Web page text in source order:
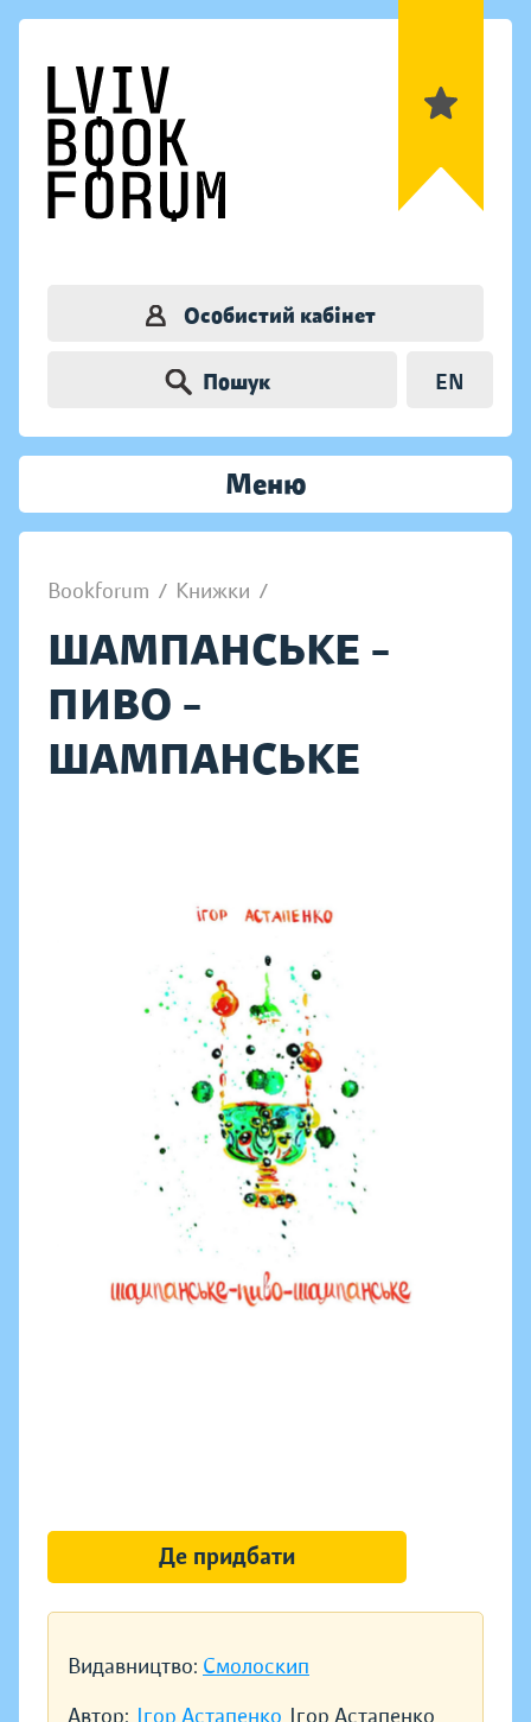
Особистий кабінет
Пошук EN
Меню
Bookforum / Книжки /
ШАМПАНСЬКЕ –
ПИВО –
ШАМПАНСЬКЕ
Видавництво: Смолоскип
Автор: Ігор Астапенко Ігор Астапенко
Де придбати